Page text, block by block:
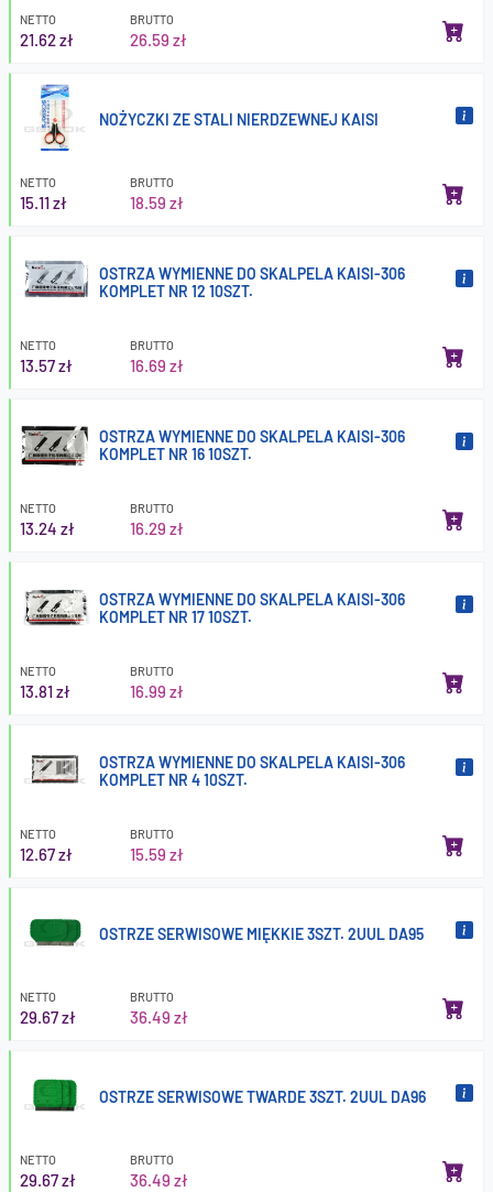
NETTO
21.62 zł
BRUTTO
26.59 zł
NOŻYCZKI ZE STALI NIERDZEWNEJ KAISI
NETTO
15.11 zł
BRUTTO
18.59 zł
OSTRZA WYMIENNE DO SKALPELA KAISI-306
KOMPLET NR 12 10SZT.
NETTO
13.57 zł
BRUTTO
16.69 zł
OSTRZA WYMIENNE DO SKALPELA KAISI-306
KOMPLET NR 16 10SZT.
NETTO
13.24 zł
BRUTTO
16.29 zł
OSTRZA WYMIENNE DO SKALPELA KAISI-306
KOMPLET NR 17 10SZT.
NETTO
13.81 zł
BRUTTO
16.99 zł
OSTRZA WYMIENNE DO SKALPELA KAISI-306
KOMPLET NR 4 10SZT.
NETTO
12.67 zł
BRUTTO
15.59 zł
OSTRZE SERWISOWE MIĘKKIE 3SZT. 2UUL DA95
NETTO
29.67 zł
BRUTTO
36.49 zł
OSTRZE SERWISOWE TWARDE 3SZT. 2UUL DA96
NETTO
29.67 zł
BRUTTO
36.49 zł